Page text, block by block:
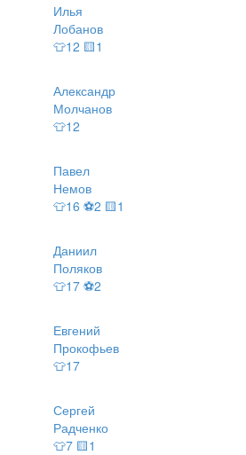
Илья
Лобанов
👕12 🟨1
Александр
Молчанов
👕12
Павел
Немов
👕16 ⚽2 🟨1
Даниил
Поляков
👕17 ⚽2
Евгений
Прокофьев
👕17
Сергей
Радченко
👕7 🟨1